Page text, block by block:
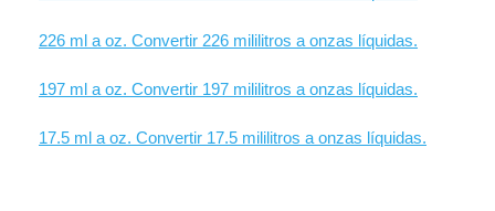
226 ml a oz. Convertir 226 mililitros a onzas líquidas.
197 ml a oz. Convertir 197 mililitros a onzas líquidas.
17.5 ml a oz. Convertir 17.5 mililitros a onzas líquidas.